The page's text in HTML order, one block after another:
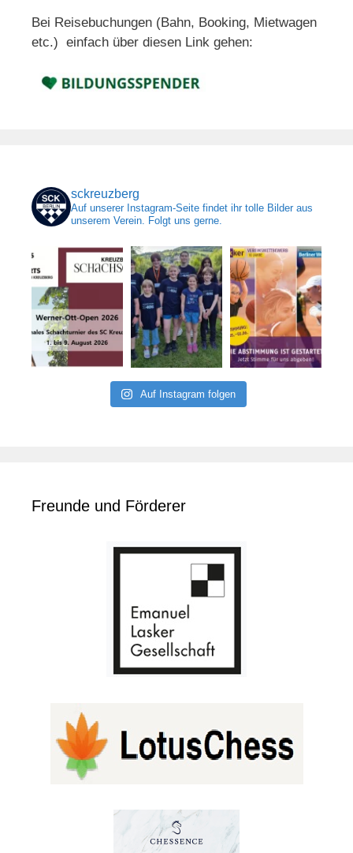
Bei Reisebuchungen (Bahn, Booking, Mietwagen
etc.) einfach über diesen Link gehen:
sckreuzberg
Auf unserer Instagram-Seite findet ihr tolle Bilder aus
unserem Verein. Folgt uns gerne.
Auf Instagram folgen
Freunde und Förderer